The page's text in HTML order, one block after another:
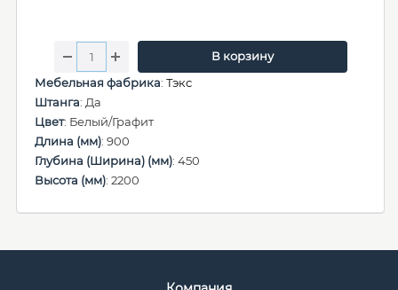
В корзину
Мебельная фабрика: Тэкс
Штанга: Да
Цвет: Белый/Графит
Длина (мм): 900
Глубина (Ширина) (мм): 450
Высота (мм): 2200